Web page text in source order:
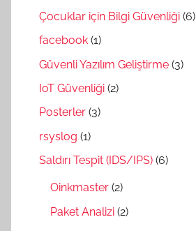
Çocuklar için Bilgi Güvenliği (6)
facebook (1)
Güvenli Yazılım Geliştirme (3)
IoT Güvenliği (2)
Posterler (3)
rsyslog (1)
Saldırı Tespit (IDS/IPS) (6)
Oinkmaster (2)
Paket Analizi (2)